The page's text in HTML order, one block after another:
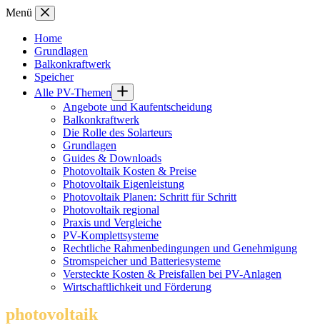
Zum
springen
Menü
Home
Grundlagen
Balkonkraftwerk
Speicher
Alle PV-Themen
Angebote und Kaufentscheidung
Balkonkraftwerk
Die Rolle des Solarteurs
Grundlagen
Guides & Downloads
Photovoltaik Kosten & Preise
Photovoltaik Eigenleistung
Photovoltaik Planen: Schritt für Schritt
Photovoltaik regional
Praxis und Vergleiche
PV-Komplettsysteme
Rechtliche Rahmenbedingungen und Genehmigung
Stromspeicher und Batteriesysteme
Versteckte Kosten & Preisfallen bei PV-Anlagen
Wirtschaftlichkeit und Förderung
photovoltaik